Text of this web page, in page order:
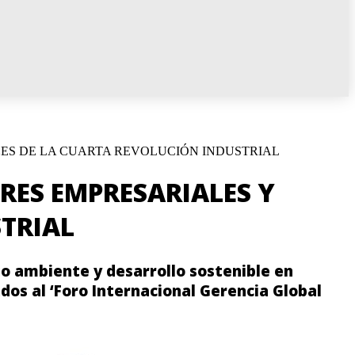
DE LA CUARTA REVOLUCIÓN INDUSTRIAL
EMPRESARIALES Y
ambiente y desarrollo sostenible en
al ‘Foro Internacional Gerencia Global